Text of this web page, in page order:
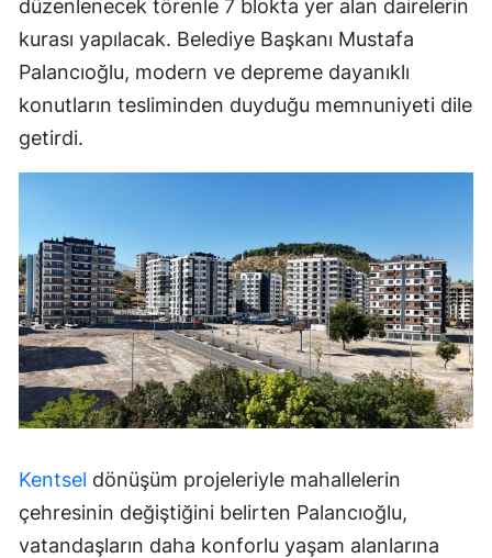
düzenlenecek törenle 7 blokta yer alan dairelerin
kurası yapılacak. Belediye Başkanı Mustafa
Palancıoğlu, modern ve depreme dayanıklı
konutların tesliminden duyduğu memnuniyeti dile
getirdi.
Kentsel dönüşüm projeleriyle mahallelerin
çehresinin değiştiğini belirten Palancıoğlu,
vatandaşların daha konforlu yaşam alanlarına